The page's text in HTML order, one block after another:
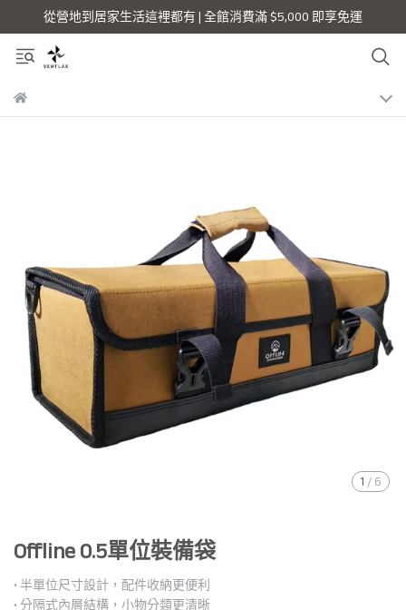
從營地到居家生活這裡都有 | 全館消費滿 $5,000 即享免運
1 / 6
Offline 0.5單位裝備袋
• 半單位尺寸設計，配件收納更便利
• 分隔式內層結構，小物分類更清晰